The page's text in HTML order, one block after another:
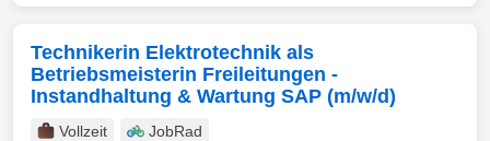
Technikerin Elektrotechnik als
Betriebsmeisterin Freileitungen -
Instandhaltung & Wartung SAP (m/w/d)
Vollzeit
JobRad